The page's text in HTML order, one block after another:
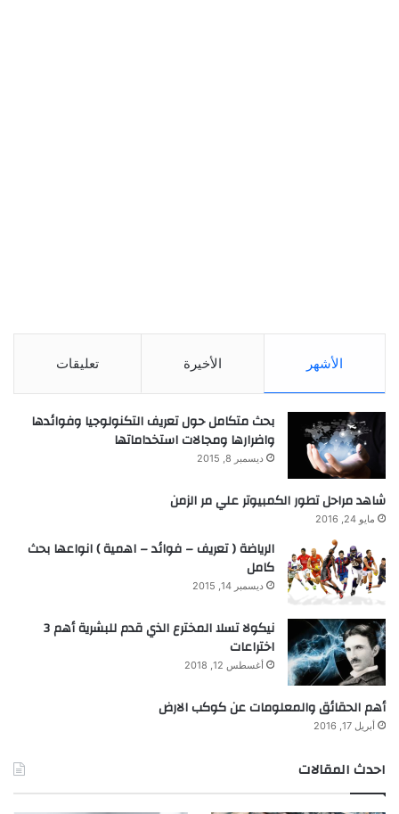
الأشهر الأخيرة تعليقات
بحث متكامل حول تعريف التكنولوجيا وفوائدها
واضرارها ومجالات استخداماتها
ديسمبر 8, 2015
شاهد مراحل تطور الكمبيوتر علي مر الزمن
مايو 24, 2016
الرياضة ( تعريف – فوائد – اهمية ) انواعها بحث
كامل
ديسمبر 14, 2015
نيكولا تسلا المخترع الذي قدم للبشرية أهم 3
اختراعات
أغسطس 12, 2018
أهم الحقائق والمعلومات عن كوكب الارض
أبريل 17, 2016
احدث المقالات